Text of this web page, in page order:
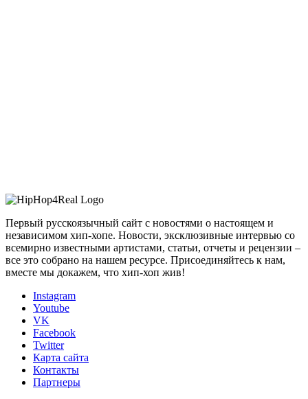
Первый русскоязычный сайт с новостями о настоящем и
независимом хип-хопе. Новости, эксклюзивные интервью со
всемирно известными артистами, статьи, отчеты и рецензии –
все это собрано на нашем ресурсе. Присоединяйтесь к нам,
вместе мы докажем, что хип-хоп жив!
Instagram
Youtube
VK
Facebook
Twitter
Карта сайта
Контакты
Партнеры